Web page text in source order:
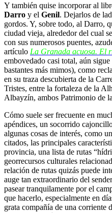
Y también quise incorporar al
Darro y el Genil. Dejarlos de
gordos. Y, sobre todo, al Darro,
ciudad vieja, alrededor del cual
con sus numerosos puentes,
artículo La Granada acuosa. El
embovedado casi total, aún
bastantes más mimos), como
en su traza descubierta de la
Tristes, entre la fortaleza de la
Albayzín, ambos Patrimonio de
Cómo suele ser frecuente en
apéndices, un socorrido
algunas cosas de interés, como
citados, las principales
provincia, una lista de rutas
georrecursos culturales
relación de rutas quizás puede
auge tan extraordinario del
pasear tranquilamente por el
que hacerlo, especialmente en
grata compañía de una corriente